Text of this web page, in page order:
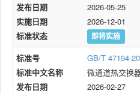
发布日期
2026-05-25
实施日期
2026-12-01
标准状态
即将实施
标准号
GB/T 47194-
标准中文名称
微通道热交换
发布日期
2026-02-27